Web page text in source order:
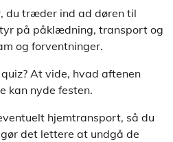
du træder ind ad døren til
på påklædning, transport og
og forventninger.
At vide, hvad aftenen
kan nyde festen.
hjemtransport, så du
det lettere at undgå de